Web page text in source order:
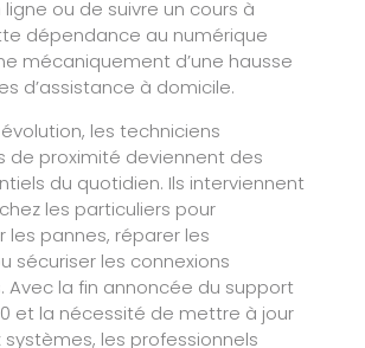
ou de suivre un cours à
dépendance au numérique
mécaniquement d’une hausse
d’assistance à domicile.
les techniciens
de proximité deviennent des
du quotidien. Ils interviennent
les particuliers pour
les pannes, réparer les
sécuriser les connexions
Avec la fin annoncée du support
et la nécessité de mettre à jour
les professionnels